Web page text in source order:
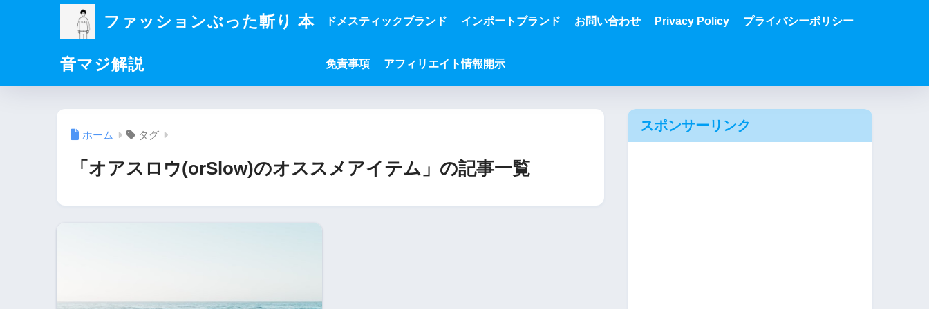
ファッションぶった斬り 本
音マジ解説
ドメスティックブランド インポートブランド お問い合わせ Privacy Policy プライバシーポリシー
免責事項 アフィリエイト情報開示
ホーム タグ
「オアスロウ(orSlow)のオススメアイテム」の記事一覧
スポンサーリンク